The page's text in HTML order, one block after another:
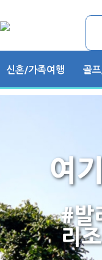
신혼/가족여행 골
여
#발
리